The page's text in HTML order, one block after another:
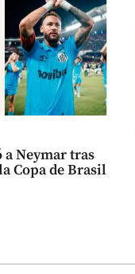
a Neymar tras
Copa de Brasil